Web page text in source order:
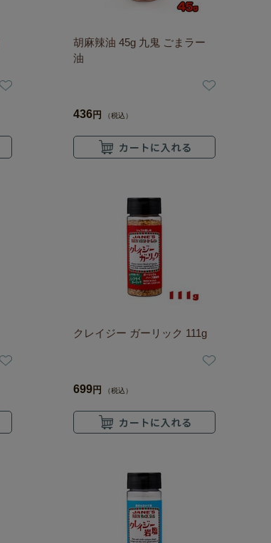
胡麻辣油 45g 九鬼 ごまラー
油
436 円 （税込）
クレイジー ガーリック 111g
699 円 （税込）